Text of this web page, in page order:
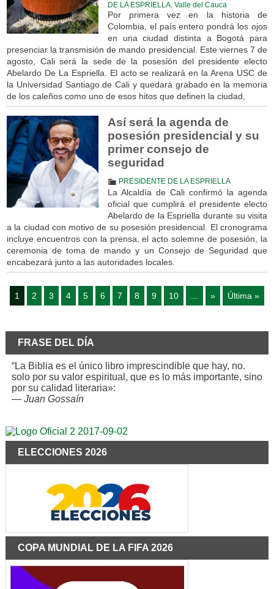
DE LA ESPRIELLA, Valle del Cauca
Por primera vez en la historia de
Colombia, el país entero pondrá los ojos
en una ciudad distinta a Bogotá para
presenciar la transmisión de mando presidencial. Este viernes 7 de
agosto, Cali será la sede de la posesión del presidente electo
Abelardo De La Espriella. El acto se realizará en la Arena USC de
la Universidad Santiago de Cali y quedará grabado en la memoria
de los caleños como uno de esos hitos que definen la ciudad,
Así será la agenda de
posesión presidencial y su
primer consejo de
seguridad
PRESIDENTE DE LA ESPRIELLA
La Alcaldía de Cali confirmó la agenda
oficial que cumplirá el presidente electo
Abelardo de la Espriella durante su visita
a la ciudad con motivo de su posesión presidencial. El cronograma
incluye encuentros con la prensa, el acto solemne de posesión, la
ceremonia de toma de mando y un Consejo de Seguridad que
encabezará junto a las autoridades locales.
1 2 3 4 5 6 7 8 9 10 » Última »
FRASE DEL DÍA
“La Biblia es el único libro imprescindible que hay, no.
solo por su valor espiritual, que es lo más importante, sino
por su calidad literaria»:
— Juan Gossaín
ELECCIONES 2026
COPA MUNDIAL DE LA FIFA 2026